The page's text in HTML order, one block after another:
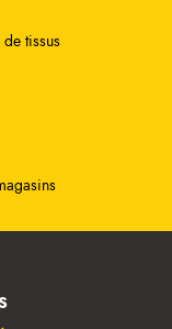
tissus